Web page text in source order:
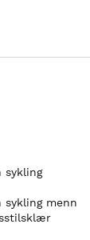
sykling
sykling menn